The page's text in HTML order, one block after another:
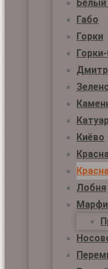
Белый
Габо
Горки
Катуар
Киёво
Лобня